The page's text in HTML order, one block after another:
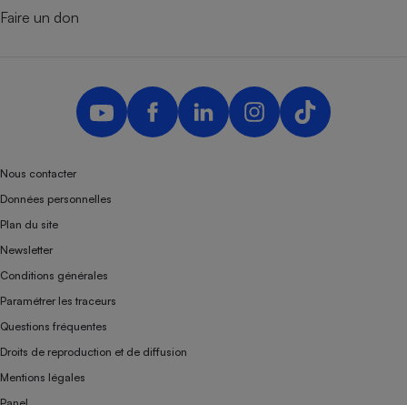
Faire un don
Nous contacter
Données personnelles
Plan du site
Newsletter
Conditions générales
Paramétrer les traceurs
Questions fréquentes
Droits de reproduction et de diffusion
Mentions légales